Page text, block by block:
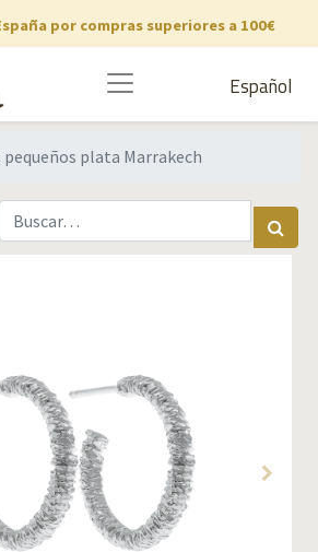
por compras superiores a 100€
Español
pequeños plata Marrakech